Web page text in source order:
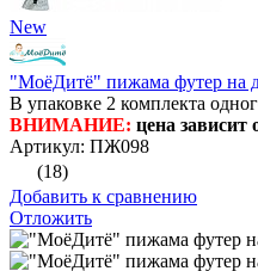
New
"МоёДитё" пижама футер на
В упаковке 2 комплекта
ВНИМАНИЕ: цена зависит
Артикул: ПЖ098
(18)
Добавить к сравнению
Отложить